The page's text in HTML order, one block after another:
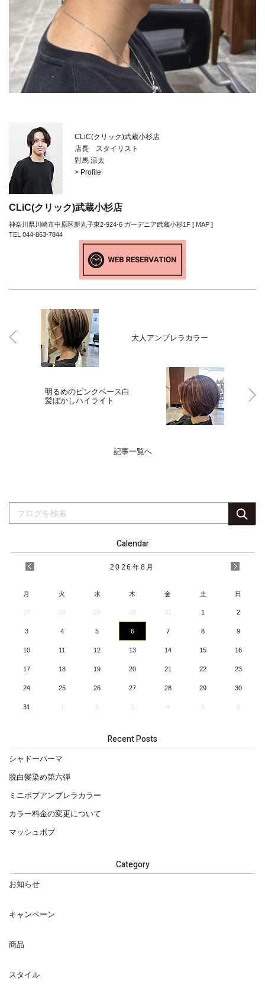
CLiC(クリック)武蔵小杉店
店長 スタイリスト
對馬 涼太
> Profile
CLiC(クリック)武蔵小杉店
神奈川県川崎市中原区新丸子東2-924-6 ガーデニア武蔵小杉1F [ MAP ]
TEL 044-863-7844
大人アンブレラカラー
明るめのピンクベース白
髪ぼかしハイライト
記事一覧へ
Calendar
2026 年8月
月 火 水 木 金 土 日
27 28 29 30 31 1 2
3 4 5 6 7 8 9
10 11 12 13 14 15 16
17 18 19 20 21 22 23
24 25 26 27 28 29 30
31 1 2 3 4 5 6
Recent Posts
シャドーパーマ
脱白髪染め第六弾
ミニボブアンブレラカラー
カラー料金の変更について
マッシュボブ
Category
お知らせ
キャンペーン
商品
スタイル